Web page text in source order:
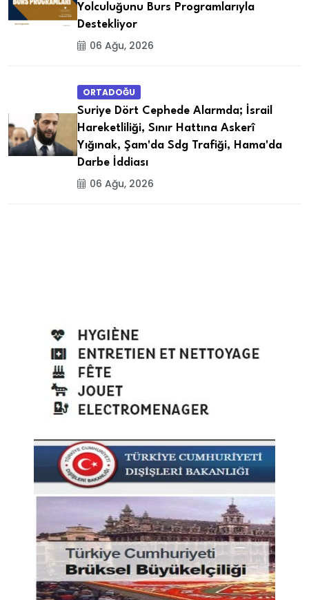
Yolculuğunu Burs Programlarıyla
Destekliyor
06 Ağu, 2026
ORTADOĞU
Suriye Dört Cephede Alarmda; İsrail
Hareketliliği, Sınır Hattına Askerî
Yığınak, Şam'da Sdg Trafiği, Hama'da
Darbe İddiası
06 Ağu, 2026